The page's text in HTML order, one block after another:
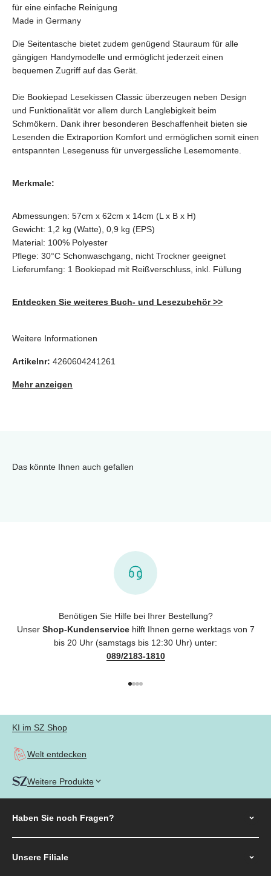
für eine einfache Reinigung
Made in Germany
Die Seitentasche bietet zudem genügend Stauraum für alle
gängigen Handymodelle und ermöglicht jederzeit einen
bequemen Zugriff auf das Gerät.
Die Bookiepad Lesekissen Classic überzeugen neben Design
und Funktionalität vor allem durch Langlebigkeit beim
Schmökern. Dank ihrer besonderen Beschaffenheit bieten sie
Lesenden die Extraportion Komfort und ermöglichen somit einen
entspannten Lesegenuss für unvergessliche Lesemomente.
Merkmale:
Abmessungen: 57cm x 62cm x 14cm (L x B x H)
Gewicht: 1,2 kg (Watte), 0,9 kg (EPS)
Material: 100% Polyester
Pflege: 30°C Schonwaschgang, nicht Trockner geeignet
Lieferumfang: 1 Bookiepad mit Reißverschluss, inkl. Füllung
Entdecken Sie weiteres Buch- und Lesezubehör >>
Weitere Informationen
Artikelnr: 4260604241261
Mehr anzeigen
Das könnte Ihnen auch gefallen
Benötigen Sie Hilfe bei Ihrer Bestellung?
Unser Shop-Kundenservicehilft Ihnen gerne werktags von 7
bis 20 Uhr (samstags bis 12:30 Uhr) unter:
089/2183-1810
KI im SZ Shop
Welt entdecken
Weitere Produkte
Haben Sie noch Fragen?
Unsere Filiale